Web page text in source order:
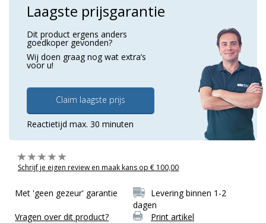
Laagste prijsgarantie
Dit product ergens anders
goedkoper gevonden?
Wij doen graag nog wat extra’s
voor u!
Claim laagste prijs
Reactietijd max. 30 minuten
Schrijf je eigen review en maak kans op € 100,00
Met 'geen gezeur' garantie
Levering binnen 1-2
dagen
Vragen over dit product?
Print artikel